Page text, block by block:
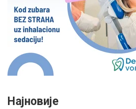
Најновије